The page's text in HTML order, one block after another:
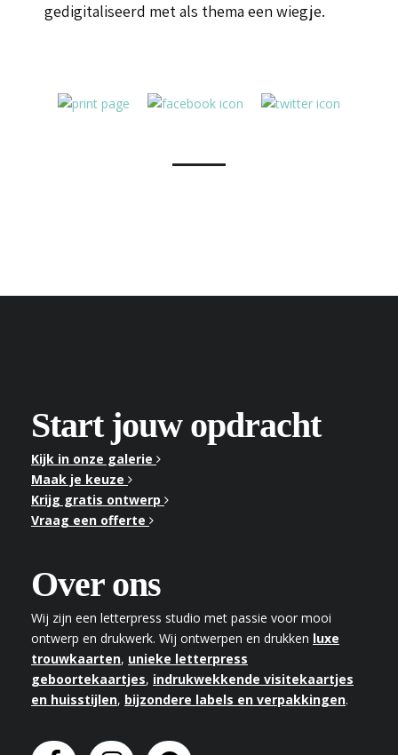
gedigitaliseerd met als thema een wiegje.
Start jouw opdracht
Kijk in onze galerie
Maak je keuze
Krijg gratis ontwerp
Vraag een offerte
Over ons
Wij zijn een letterpress studio met passie voor mooi
ontwerp en drukwerk. Wij ontwerpen en drukken luxe
trouwkaarten, unieke letterpress
geboortekaartjes, indrukwekkende visitekaartjes
en huisstijlen, bijzondere labels en verpakkingen.